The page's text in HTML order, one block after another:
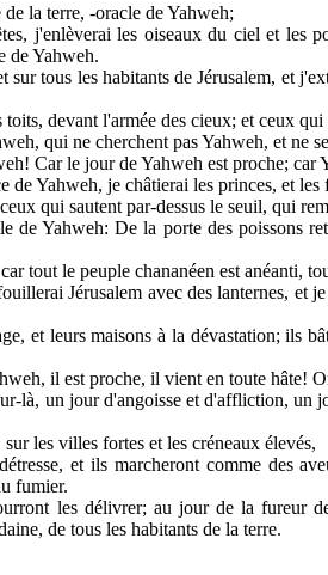
la terre, -oracle de Yahweh;
j'enlèverai les oiseaux du ciel et les
de Yahweh.
sur tous les habitants de Jérusalem, et
devant l'armée des cieux; et ceux
qui ne cherchent pas Yahweh, et ne
Car le jour de Yahweh est proche; car
Yahweh, je châtierai les princes, et
qui sautent par-dessus le seuil, qui
de Yahweh: De la porte des poissons
tout le peuple chananéen est anéanti,
Jérusalem avec des lanternes,
et leurs maisons à la dévastation; ils
il est proche, il vient en toute hâte!
là, un jour d'angoisse et d'affliction, un
les villes fortes et les créneaux élevés,
et ils marcheront comme des
fumier.
les délivrer; au jour de la fureur
de tous les habitants de la terre.